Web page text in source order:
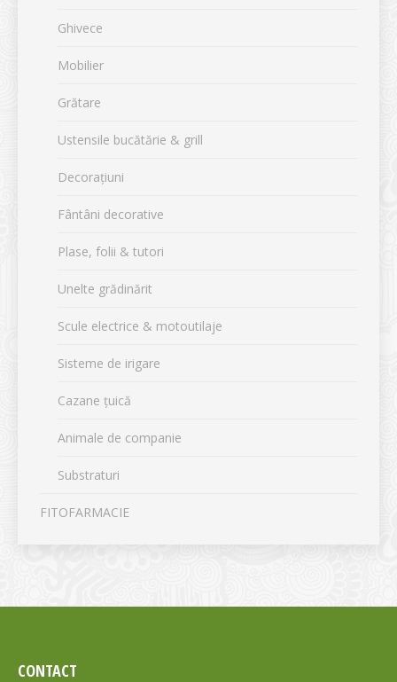
Ghivece
Mobilier
Grătare
Ustensile bucătărie & grill
Decorațiuni
Fântâni decorative
Plase, folii & tutori
Unelte grădinărit
Scule electrice & motoutilaje
Sisteme de irigare
Cazane țuică
Animale de companie
Substraturi
FITOFARMACIE
CONTACT